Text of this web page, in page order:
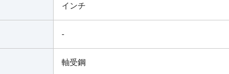
インチ
-
軸受鋼